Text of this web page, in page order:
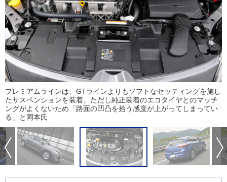
プレミアムラインは、GTラインよりもソフトなセッティングを施し
たサスペンションを装着。ただし純正装着のエコタイヤとのマッチ
ングがよくないため「路面の凹凸を拾う感度が上がってしまってい
る」と岡本氏